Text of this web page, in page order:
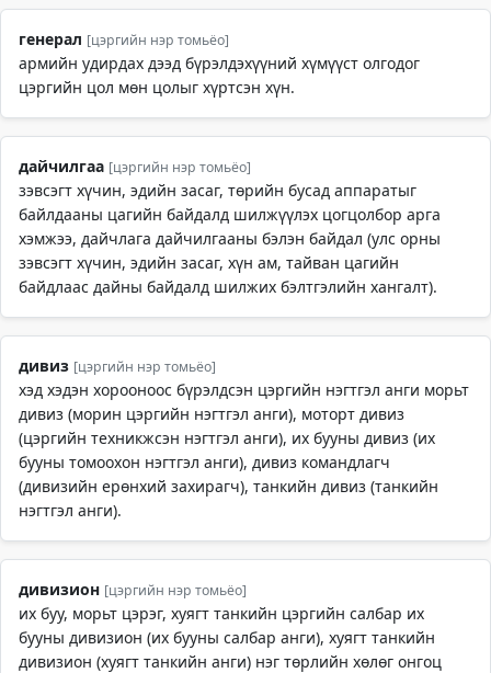
генерал [цэргийн нэр томьёо]
армийн удирдах дээд бүрэлдэхүүний хүмүүст олгодог
цэргийн цол мөн цолыг хүртсэн хүн.
дайчилгаа [цэргийн нэр томьёо]
зэвсэгт хүчин, эдийн засаг, төрийн бусад аппаратыг
байлдааны цагийн байдалд шилжүүлэх цогцолбор арга
хэмжээ, дайчлага дайчилгааны бэлэн байдал (улс орны
зэвсэгт хүчин, эдийн засаг, хүн ам, тайван цагийн
байдлаас дайны байдалд шилжих бэлтгэлийн хангалт).
дивиз [цэргийн нэр томьёо]
хэд хэдэн хорооноос бүрэлдсэн цэргийн нэгтгэл анги морьт
дивиз (морин цэргийн нэгтгэл анги), моторт дивиз
(цэргийн техникжсэн нэгтгэл анги), их бууны дивиз (их
бууны томоохон нэгтгэл анги), дивиз командлагч
(дивизийн ерөнхий захирагч), танкийн дивиз (танкийн
нэгтгэл анги).
дивизион [цэргийн нэр томьёо]
их буу, морьт цэрэг, хуягт танкийн цэргийн салбар их
бууны дивизион (их бууны салбар анги), хуягт танкийн
дивизион (хуягт танкийн анги) нэг төрлийн хөлөг онгоц